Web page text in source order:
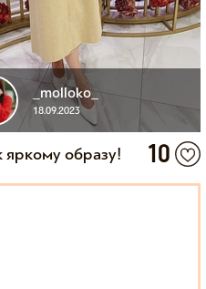
_molloko_
18.09.2023
яркому образу! 10